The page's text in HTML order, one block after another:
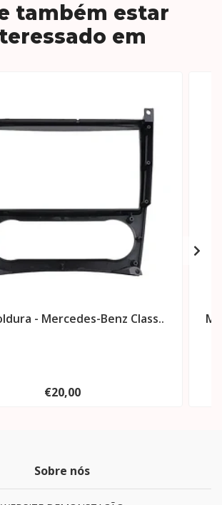
também estar
em
- Mercedes-Benz Class..
€20,00
Sobre nós